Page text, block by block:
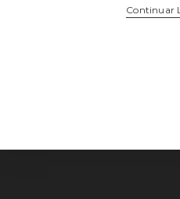
Continuar